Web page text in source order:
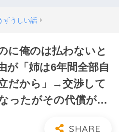
ずうしい話
に俺のは払わないと
「姉は6年間全部自
だから」→交渉して
ったがその代償が…